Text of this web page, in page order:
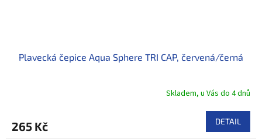
Plavecká čepice Aqua Sphere TRI CAP, červená/černá
Skladem, u Vás do 4 dnů
265 Kč DETAIL